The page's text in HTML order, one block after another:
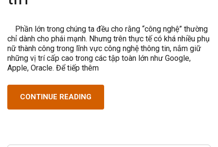
Phần lớn trong chúng ta đều cho rằng “công nghệ” thường
chỉ dành cho phái mạnh. Nhưng trên thực tế có khá nhiều phụ
nữ thành công trong lĩnh vực công nghệ thông tin, nắm giữ
những vị trí cấp cao trong các tập toàn lớn như Google,
Apple, Oracle. Để tiếp thêm
CONTINUE READING